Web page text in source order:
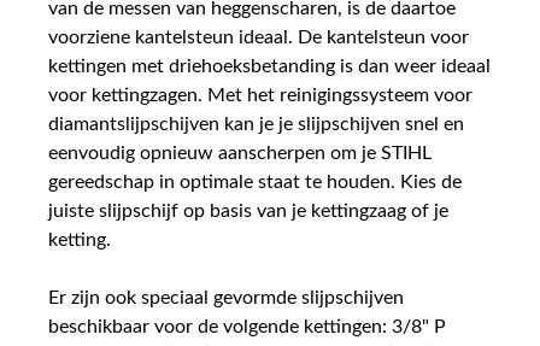
van de messen van heggenscharen, is de daartoe
voorziene kantelsteun ideaal. De kantelsteun voor
kettingen met driehoeksbetanding is dan weer ideaal
voor kettingzagen. Met het reinigingssysteem voor
diamantslijpschijven kan je je slijpschijven snel en
eenvoudig opnieuw aanscherpen om je STIHL
gereedschap in optimale staat te houden. Kies de
juiste slijpschijf op basis van je kettingzaag of je
ketting.
Er zijn ook speciaal gevormde slijpschijven
beschikbaar voor de volgende kettingen: 3/8" P